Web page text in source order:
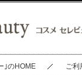
｣のHOME ご利